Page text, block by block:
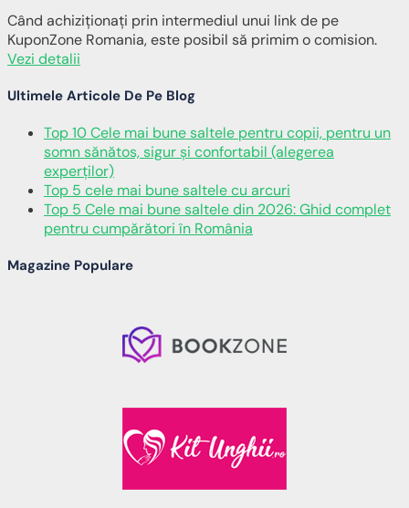
Când achiziționați prin intermediul unui link de pe
KuponZone Romania, este posibil să primim o comision.
Vezi detalii
Ultimele Articole De Pe Blog
Top 10 Cele mai bune saltele pentru copii, pentru un
somn sănătos, sigur și confortabil (alegerea
experților)
Top 5 cele mai bune saltele cu arcuri
Top 5 Cele mai bune saltele din 2026: Ghid complet
pentru cumpărători în România
Magazine Populare